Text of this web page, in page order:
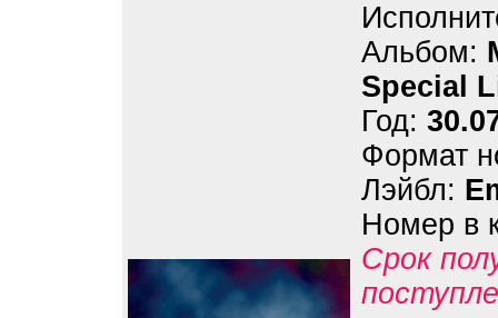
Альбом:
Special
Год:
Формат
Лэйбл:
Номер в
Срок